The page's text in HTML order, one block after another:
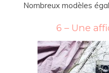
Nombreux modèles
6 – Une